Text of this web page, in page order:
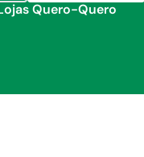
Quero-Quero